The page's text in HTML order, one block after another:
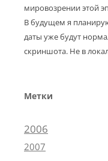
мировозрении этой
В будущем я
даты уже будут
скриншота. Не в
Метки
2006
2007